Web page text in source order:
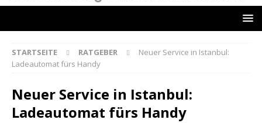
STARTSEITE RATGEBER
Neuer Service in Istanbul:
Ladeautomat fürs Handy
Neuer Service in Istanbul:
Ladeautomat fürs Handy